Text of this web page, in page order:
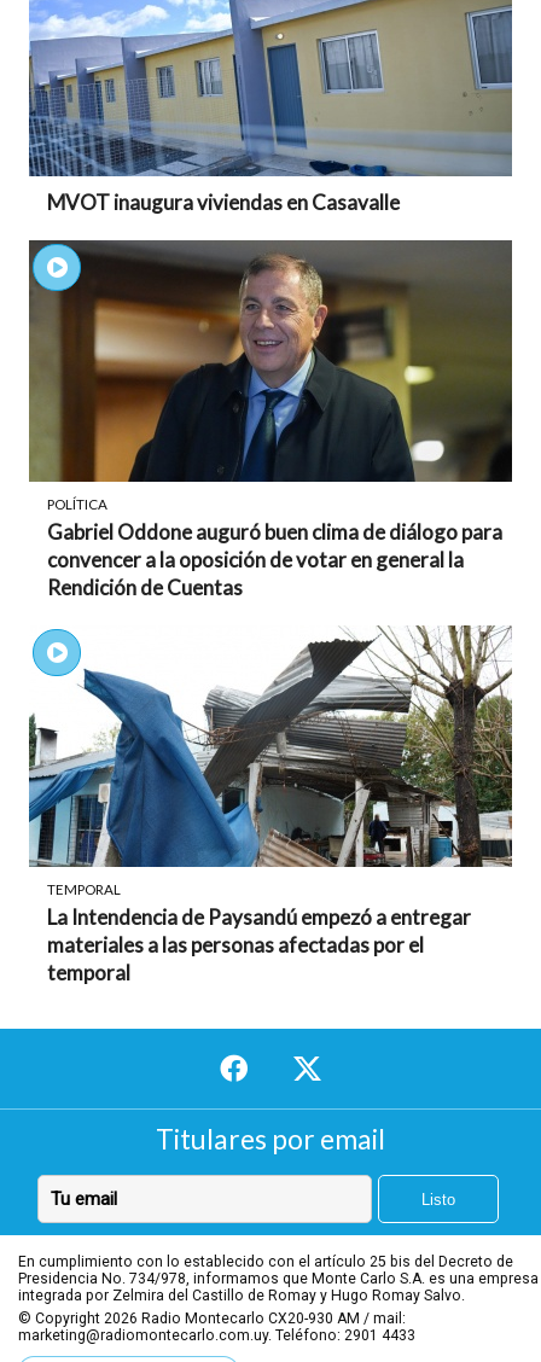
MVOT inaugura viviendas en Casavalle
POLÍTICA
Gabriel Oddone auguró buen clima de diálogo para
convencer a la oposición de votar en general la
Rendición de Cuentas
TEMPORAL
La Intendencia de Paysandú empezó a entregar
materiales a las personas afectadas por el
temporal
Titulares por email
En cumplimiento con lo establecido con el artículo 25 bis del Decreto de
Presidencia No. 734/978, informamos que Monte Carlo S.A. es una empresa
integrada por Zelmira del Castillo de Romay y Hugo Romay Salvo.
© Copyright 2026 Radio Montecarlo CX20-930 AM / mail:
marketing@radiomontecarlo.com.uy. Teléfono: 2901 4433